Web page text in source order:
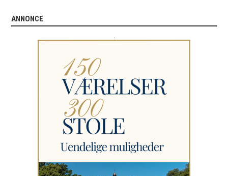
ANNONCE